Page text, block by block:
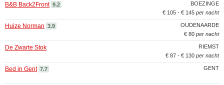
BOEZINGE
B&B Back2Front 9.2
€ 105 - € 145 per nacht
OUDENAARDE
Huize Norman 3.9
€ 80 per nacht
RIEMST
De Zwarte Stok
€ 87 - € 130 per nacht
GENT
Bed in Gent 7.7